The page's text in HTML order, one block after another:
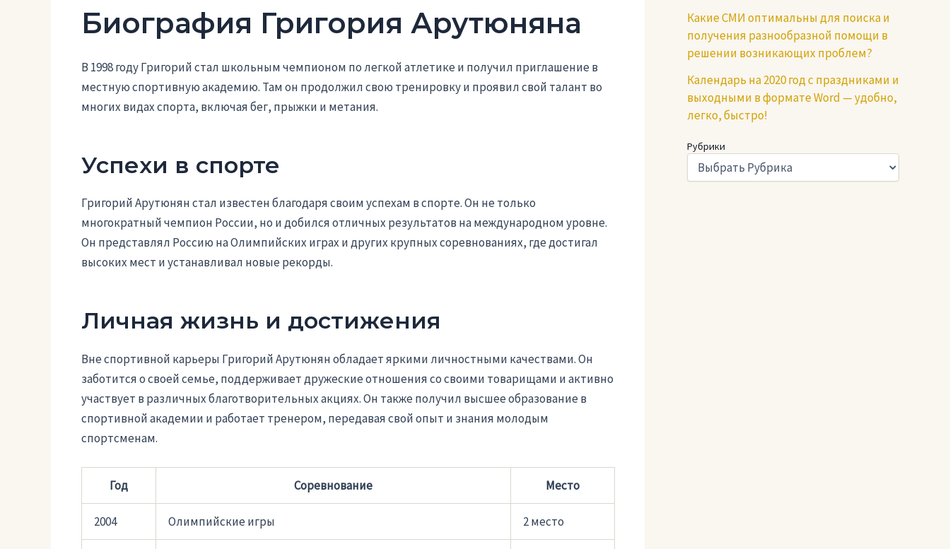
Биография Григория Арутюняна
В 1998 году Григорий стал школьным чемпионом по легкой атлетике и получил приглашение в
местную спортивную академию. Там он продолжил свою тренировку и проявил свой талант во
многих видах спорта, включая бег, прыжки и метания.
Успехи в спорте
Григорий Арутюнян стал известен благодаря своим успехам в спорте. Он не только
многократный чемпион России, но и добился отличных результатов на международном уровне.
Он представлял Россию на Олимпийских играх и других крупных соревнованиях, где достигал
высоких мест и устанавливал новые рекорды.
Личная жизнь и достижения
Вне спортивной карьеры Григорий Арутюнян обладает яркими личностными качествами. Он
заботится о своей семье, поддерживает дружеские отношения со своими товарищами и активно
участвует в различных благотворительных акциях. Он также получил высшее образование в
спортивной академии и работает тренером, передавая свой опыт и знания молодым
спортсменам.
Год Соревнование Место
2004 Олимпийские игры 2 место
Какие СМИ оптимальны для поиска и
получения разнообразной помощи в
решении возникающих проблем?
Календарь на 2020 год с праздниками и
выходными в формате Word — удобно,
легко, быстро!
Рубрики